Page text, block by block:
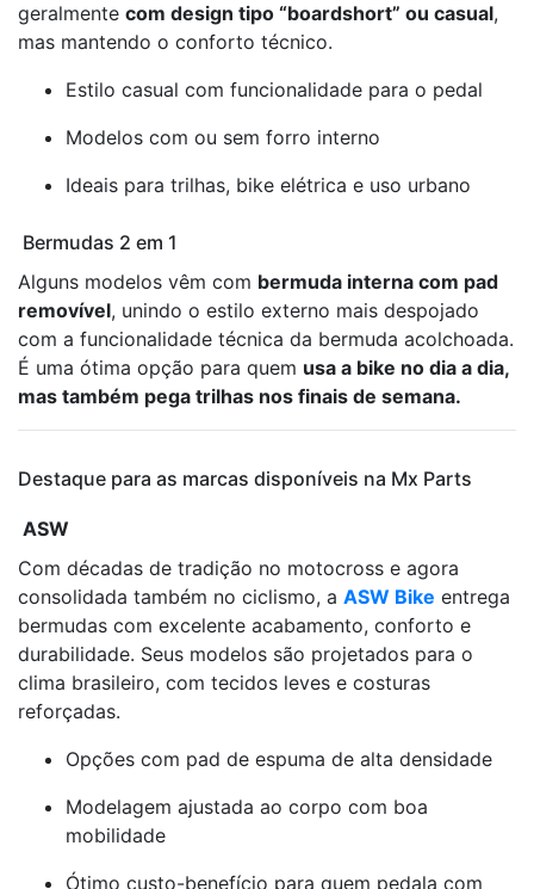
geralmente com design tipo “boardshort” ou casual,
mas mantendo o conforto técnico.
Estilo casual com funcionalidade para o pedal
Modelos com ou sem forro interno
Ideais para trilhas, bike elétrica e uso urbano
Bermudas 2 em 1
Alguns modelos vêm com bermuda interna com pad
removível, unindo o estilo externo mais despojado
com a funcionalidade técnica da bermuda acolchoada.
É uma ótima opção para quem usa a bike no dia a dia,
mas também pega trilhas nos finais de semana.
Destaque para as marcas disponíveis na Mx Parts
ASW
Com décadas de tradição no motocross e agora
consolidada também no ciclismo, a ASW Bike entrega
bermudas com excelente acabamento, conforto e
durabilidade. Seus modelos são projetados para o
clima brasileiro, com tecidos leves e costuras
reforçadas.
Opções com pad de espuma de alta densidade
Modelagem ajustada ao corpo com boa
mobilidade
Ótimo custo-benefício para quem pedala com